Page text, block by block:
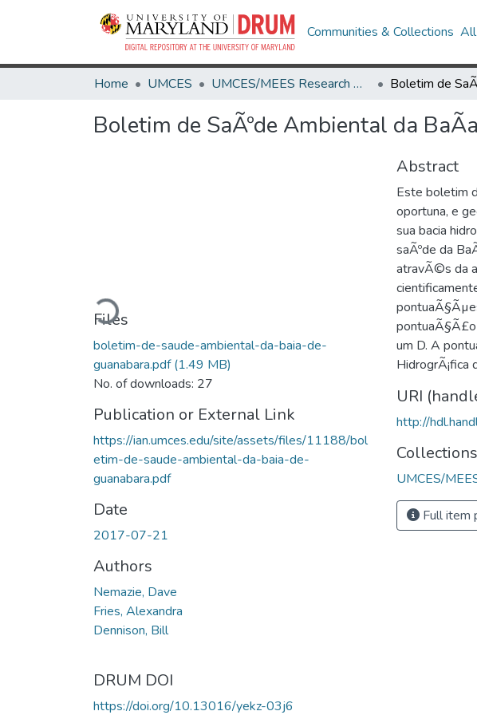
Communities & Collections
Home UMCES UMCES/MEES Research Works
Boletim de SaÃºde Ambiental da
Loading...
Files
boletim-de-saude-ambiental-da-baia-de-
guanabara.pdf(1.49 MB)
No. of downloads: 27
Publication or External Link
https://ian.umces.edu/site/assets/files/11188/bol
etim-de-saude-ambiental-da-baia-de-
guanabara.pdf
Date
2017-07-21
Authors
Nemazie, Dave
Fries, Alexandra
Dennison, Bill
DRUM DOI
https://doi.org/10.13016/yekz-03j6
Abstract
Este boletim
oportuna, e
sua bacia
saÃºde da
atravÃ©s da
pontuaÃ§Ã£o
um D. A
HidrogrÃ¡fica
URI
http://
Collections
UMCES/
Full item